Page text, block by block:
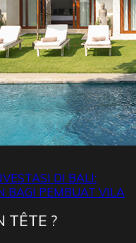
DI BALI:
BAGI PEMBUAT VILA
TÊTE ?